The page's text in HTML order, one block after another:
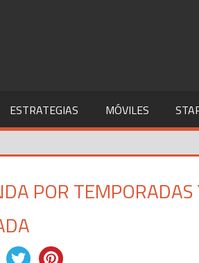
ESTRATEGIAS MÓVILES
POR